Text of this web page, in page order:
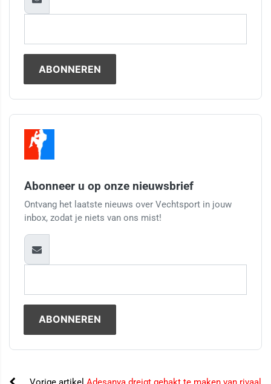
Abonneer u op onze nieuwsbrief
Ontvang het laatste nieuws over Vechtsport in jouw
inbox, zodat je niets van ons mist!